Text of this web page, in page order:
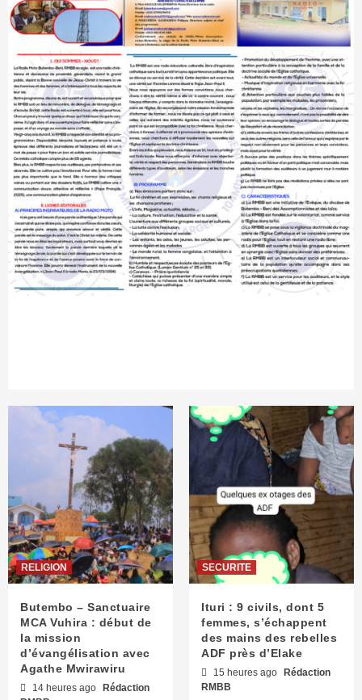
RELIGION
Butembo – Sanctuaire
MCA Vuhira : début de
la mission
d’évangélisation avec
Agathe Mwirawiru
14 heures ago
Rédaction
SECURITE
Ituri : 9 civils, dont 5
femmes, s’échappent
des mains des rebelles
ADF près d’Elake
15 heures ago
Rédaction
RMBB